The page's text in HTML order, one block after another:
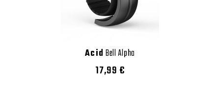
Acid Bell Alpha
17,99 €